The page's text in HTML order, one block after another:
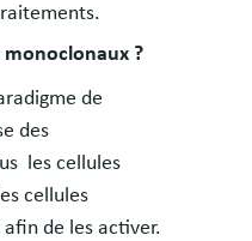
?
de
des
les cellules
cellules
de les activer.